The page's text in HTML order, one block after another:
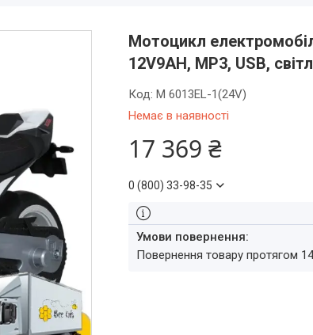
Мотоцикл
12V9AH, MP3, USB,
Немає в наявності
Код: M 6013EL-1(24V)
17 369 ₴
0 (800) 33-98-35
повернення товару протягом